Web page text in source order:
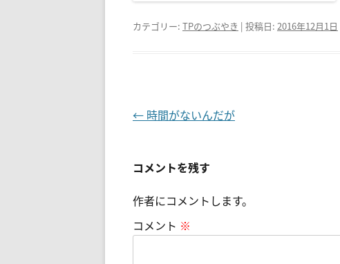
カテゴリー: TPのつぶやき | 投稿日: 2016年12月1日
投
ゲ
ー
← 時間がないんだが
コメントを残す
作者にコメントします。
コメント ※